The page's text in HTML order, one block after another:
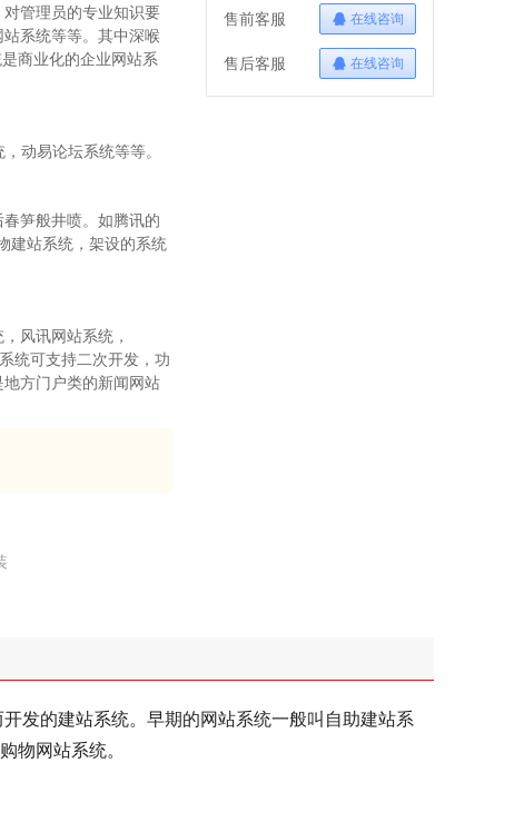
管理员的专业知识要
系统等等。其中深喉
商业化的企业网站系
动易论坛系统等等。
笋般井喷。如腾讯的
建站系统，架设的系统
风讯网站系统，
统可支持二次开发，功
方门户类的新闻网站
售前客服
在线咨询
售后客服 在线咨询
发的建站系统。早期的网站系统一般叫自助建站系
物网站系统。